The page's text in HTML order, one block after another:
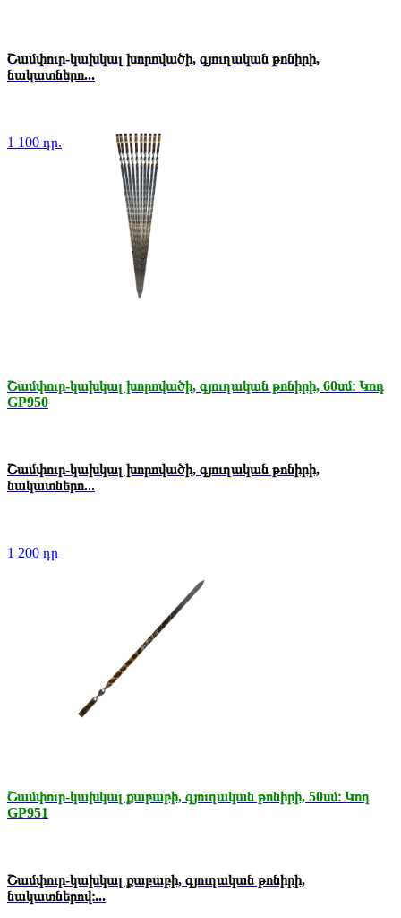
Շամփուր-կախկալ խորովածի, գյուղական թոնիրի,
նակատներո...
1 100 դր.
Շամփուր-կախկալ խորովածի, գյուղական թոնիրի, 60սմ։ Կոդ
GP950
Շամփուր-կախկալ խորովածի, գյուղական թոնիրի,
նակատներո...
1 200 դր.
Շամփուր-կախկալ քաբաբի, գյուղական թոնիրի, 50սմ։ Կոդ
GP951
Շամփուր-կախկալ քաբաբի, գյուղական թոնիրի,
նակատներով։...